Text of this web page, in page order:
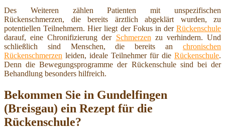
Des Weiteren zählen Patienten mit unspezifischen
Rückenschmerzen, die bereits ärztlich abgeklärt wurden, zu
potentiellen Teilnehmern. Hier liegt der Fokus in der Rückenschule
darauf, eine Chronifizierung der Schmerzen zu verhindern. Und
schließlich sind Menschen, die bereits an chronischen
Rückenschmerzen leiden, ideale Teilnehmer für die Rückenschule.
Denn die Bewegungsprogramme der Rückenschule sind bei der
Behandlung besonders hilfreich.
Bekommen Sie in Gundelfingen
(Breisgau) ein Rezept für die
Rückenschule?